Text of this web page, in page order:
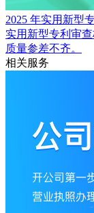
2025 年实用新型
实用新型专利审
质量参差不齐。
相关服务